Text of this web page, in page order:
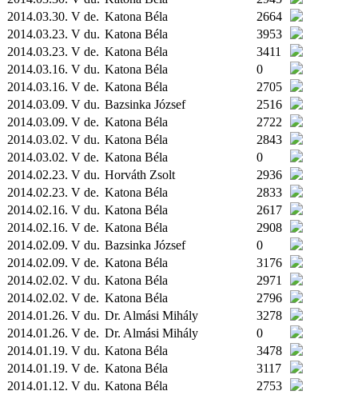
2014.03.30. V de. Katona Béla
2664
2014.03.23. V du. Katona Béla
3953
2014.03.23. V de. Katona Béla
3411
2014.03.16. V du. Katona Béla
0
2014.03.16. V de. Katona Béla
2705
2014.03.09. V du. Bazsinka József
2516
2014.03.09. V de. Katona Béla
2722
2014.03.02. V du. Katona Béla
2843
2014.03.02. V de. Katona Béla
0
2014.02.23. V du. Horváth Zsolt
2936
2014.02.23. V de. Katona Béla
2833
2014.02.16. V du. Katona Béla
2617
2014.02.16. V de. Katona Béla
2908
2014.02.09. V du. Bazsinka József
0
2014.02.09. V de. Katona Béla
3176
2014.02.02. V du. Katona Béla
2971
2014.02.02. V de. Katona Béla
2796
2014.01.26. V du. Dr. Almási Mihály
3278
2014.01.26. V de. Dr. Almási Mihály
0
2014.01.19. V du. Katona Béla
3478
2014.01.19. V de. Katona Béla
3117
2014.01.12. V du. Katona Béla
2753